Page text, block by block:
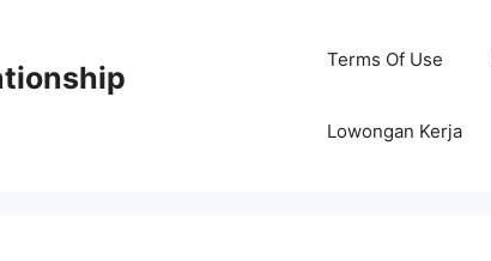
Terms Of Use
Lowongan Kerja